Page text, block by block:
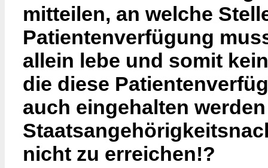
mitteilen, an welche
Patientenverfügung
allein lebe und somit
die diese
auch eingehalten
nicht zu erreichen!?